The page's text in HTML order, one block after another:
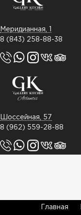
Главная
Меридианная, 1
8 (843) 258-88-38
Шоссейная, 57
8 (962) 559-28-88